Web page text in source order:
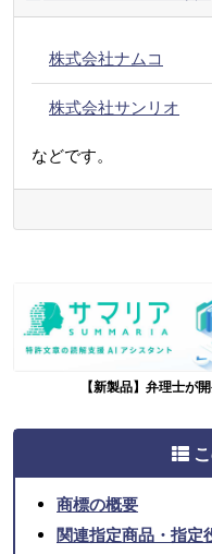
株式会社ナムコ
株式会社サンリオ
などです。
【新製品】弁理士が
商標の概要
関連指定商品・指定